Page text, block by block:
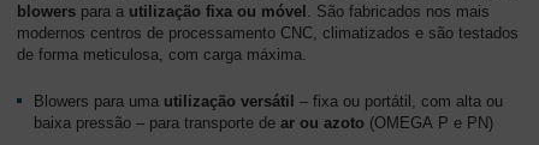
blowers para a utilização fixa ou móvel . São fabricados nos mais
modernos centros de processamento CNC, climatizados e são testados
de forma meticulosa, com carga máxima.
Blowers para uma utilização versátil – fixa ou portátil, com alta ou
baixa pressão – para transporte de ar ou azoto (OMEGA P e PN)